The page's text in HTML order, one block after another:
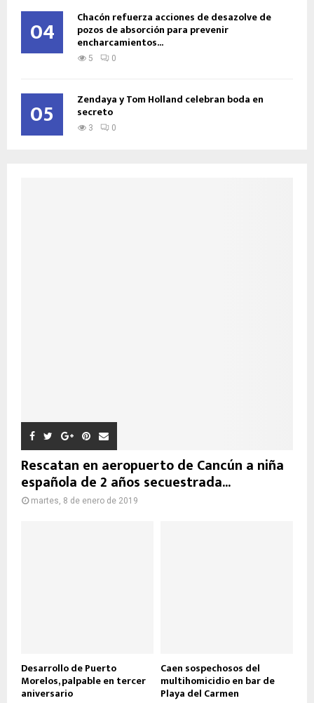
04 Chacón refuerza acciones de desazolve de
pozos de absorción para prevenir
encharcamientos...
5 0
05 Zendaya y Tom Holland celebran boda en
secreto
3 0
Rescatan en aeropuerto de Cancún a niña
española de 2 años secuestrada...
martes, 8 de enero de 2019
Desarrollo de Puerto
Morelos, palpable en tercer
aniversario
Caen sospechosos del
multihomicidio en bar de
Playa del Carmen